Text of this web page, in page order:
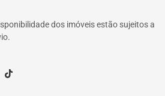
dos imóveis estão sujeitos a
TikTok